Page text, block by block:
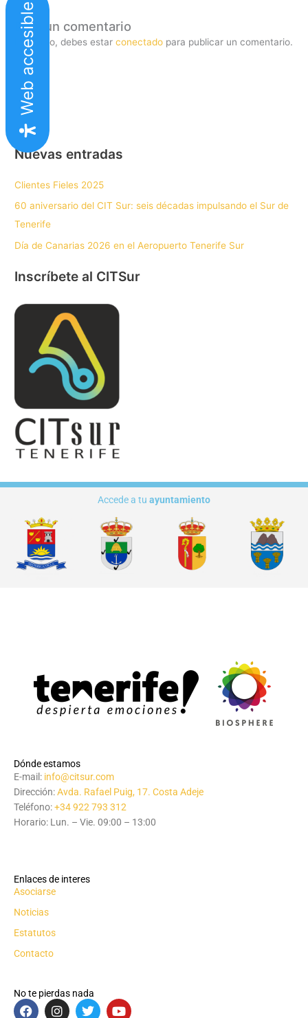
Deja un comentario
Lo siento, debes estarconectado para publicar un comentario.
Nuevas entradas
Clientes Fieles 2025
60 aniversario del CIT Sur: seis décadas impulsando el Sur de
Tenerife
Día de Canarias 2026 en el Aeropuerto Tenerife Sur
Inscríbete al CITSur
Accede a tu ayuntamiento
Dónde estamos
E-mail: info@citsur.com
Dirección:Avda. Rafael Puig, 17. Costa Adeje
Teléfono:+34 922 793 312
Horario: Lun. – Vie. 09:00 – 13:00
Enlaces de interes
Asociarse
Noticias
Estatutos
Contacto
No te pierdas nada
F
I
T
Y
Web accesible